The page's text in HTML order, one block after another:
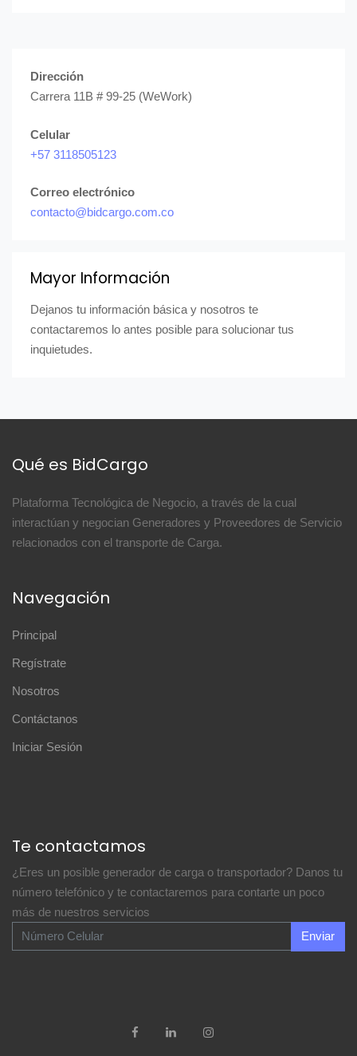
Dirección
Carrera 11B # 99-25 (WeWork)
Celular
+57 3118505123
Correo electrónico
contacto@bidcargo.com.co
Mayor Información
Dejanos tu información básica y nosotros te
contactaremos lo antes posible para solucionar tus
inquietudes.
Qué es BidCargo
Plataforma Tecnológica de Negocio, a través de la cual
interactúan y negocian Generadores y Proveedores de Servicio
relacionados con el transporte de Carga.
Navegación
Principal
Regístrate
Nosotros
Contáctanos
Iniciar Sesión
Te contactamos
¿Eres un posible generador de carga o transportador? Danos tu
número telefónico y te contactaremos para contarte un poco
más de nuestros servicios
Enviar